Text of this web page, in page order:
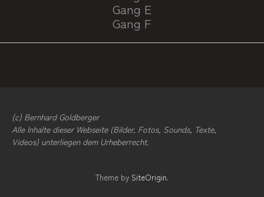
Gang E
Gang F
(c) Bernhard Goldberger
Alle Inhalte dieser Webseite (Bilder, Fotos, Sounds, Texte,
Videos) unterliegen dem Urheberrecht.
Theme by SiteOrigin.